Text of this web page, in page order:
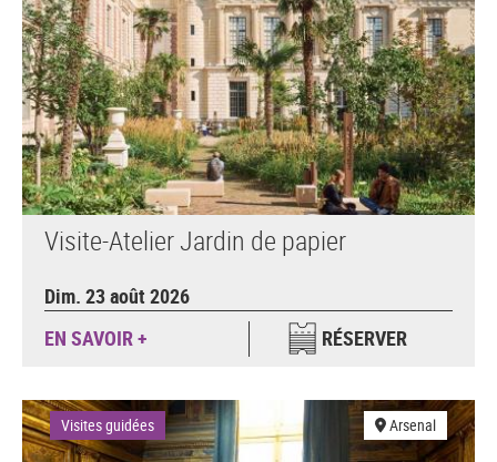
Visite-Atelier Jardin de papier
Dim. 23 août 2026
EN SAVOIR +
RÉSERVER
Visites guidées Arsenal